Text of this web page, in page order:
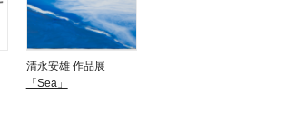
清永安雄 作品展
「Sea」